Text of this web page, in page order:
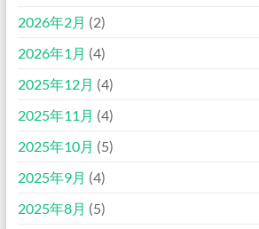
2026年2月 (2)
2026年1月 (4)
2025年12月 (4)
2025年11月 (4)
2025年10月 (5)
2025年9月 (4)
2025年8月 (5)